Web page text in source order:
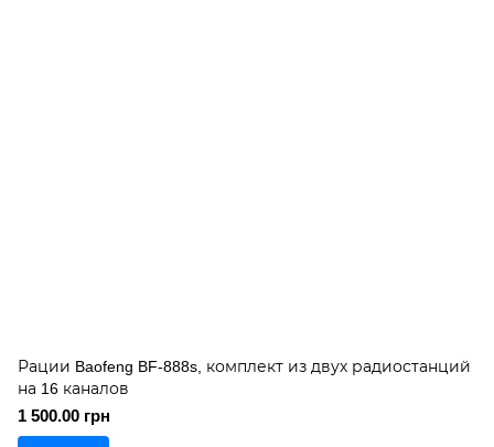
Рации Baofeng BF-888s, комплект из двух радиостанций
на 16 каналов
1 500.00 грн